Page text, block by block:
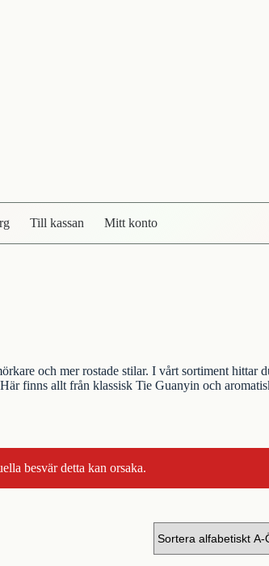
Till kassan Mitt konto
och mer rostade stilar. I vårt sortiment hittar
finns allt från klassisk Tie Guanyin och
besvär detta kan orsaka.